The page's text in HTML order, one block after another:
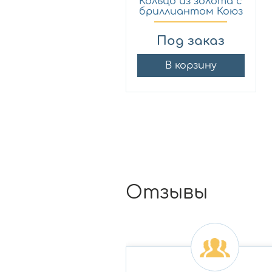
бриллиантом Коюз
2...
Под заказ
В корзину
Отзывы